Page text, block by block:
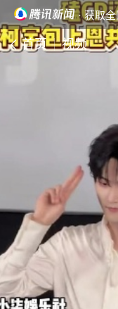
· 获取
首页 视频